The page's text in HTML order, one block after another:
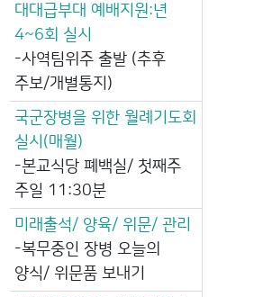
대대급부대 예배지원:년
4~6회 실시
-사역팀위주 출발 (추후
주보/개별통지)
국군장병을 위한 월례기도회
실시(매월)
-본교식당 폐백실/ 첫째주
주일 11:30분
미래출석/ 양육/ 위문/ 관리
-복무중인 장병 오늘의
양식/ 위문품 보내기